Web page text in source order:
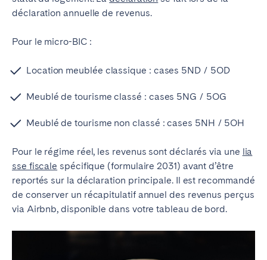
déclaration annuelle de revenus.
Pour le micro-BIC :
Location meublée classique : cases 5ND / 5OD
Meublé de tourisme classé : cases 5NG / 5OG
Meublé de tourisme non classé : cases 5NH / 5OH
Pour le régime réel, les revenus sont déclarés via une lia
sse fiscale spécifique (formulaire 2031) avant d’être
reportés sur la déclaration principale. Il est recommandé
de conserver un récapitulatif annuel des revenus perçus
via Airbnb, disponible dans votre tableau de bord.